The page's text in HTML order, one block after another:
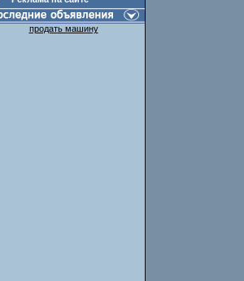
продать машину